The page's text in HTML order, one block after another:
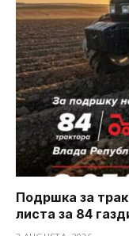
Подршка за
листа за 84